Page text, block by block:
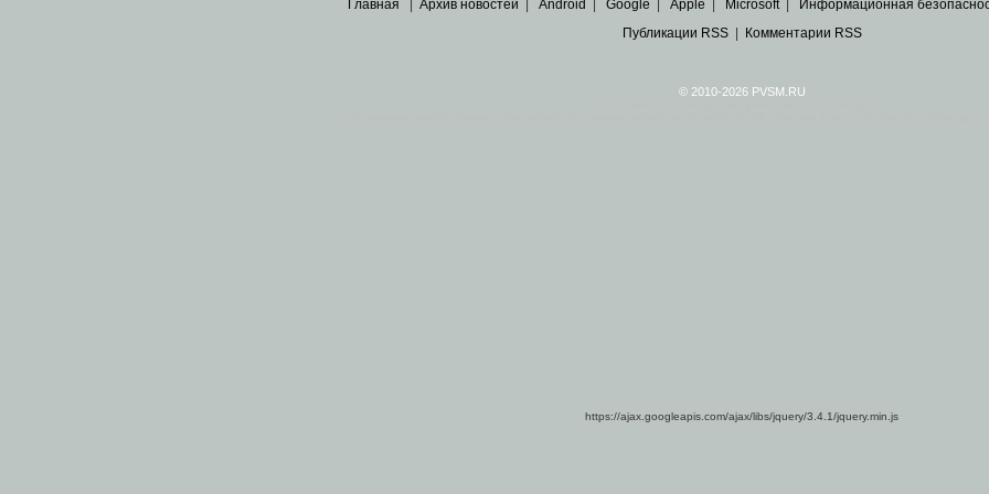
Главная Архив новостей Android Google Apple Microsoft| Информационная
Публикации RSS| Комментарии RSS
© 2010-2026 PVSM.RU
https://ajax.googleapis.com/ajax/libs/jquery/3.4.1/jquery.min.js